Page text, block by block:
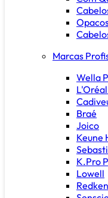
Marcas
Wella
Braé
Joico
Keune
K.Pro
Lowell
Redken